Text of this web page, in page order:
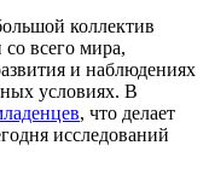
коллектив
всего мира,
и наблюдениях
условиях. В
, что делает
исследований